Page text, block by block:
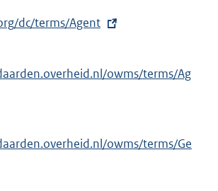
dc/terms/Agent
owms/terms/Ag
owms/terms/Ge